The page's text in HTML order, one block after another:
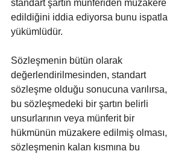
standart şartın münferiden müzakere
edildiğini iddia ediyorsa bunu ispatla
yükümlüdür.
Sözleşmenin bütün olarak
değerlendirilmesinden, standart
sözleşme olduğu sonucuna varılırsa,
bu sözleşmedeki bir şartın belirli
unsurlarının veya münferit bir
hükmünün müzakere edilmiş olması,
sözleşmenin kalan kısmına bu